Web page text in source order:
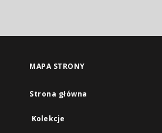
MAPA STRONY
Strona główna
Kolekcje